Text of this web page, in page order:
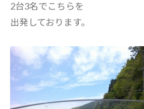
2台3名でこちらを
出発しております。